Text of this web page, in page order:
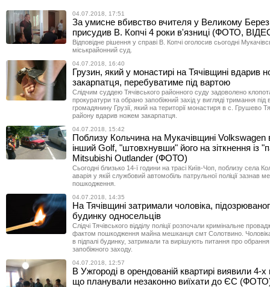
04.07.2018, 17:51
За умисне вбивство вчителя у Великому
присудив В. Копчі 4 роки в'язниці (ФОТО,
Відповідне рішення у справі В. Копчі оголосив сьогодні
міськрайонний суд.
04.07.2018, 16:40
Грузин, який у монастирі на Тячівщині вдарив
закарпатця, перебуватиме під вартою
Слідчим суддею Тячівського районного суду задоволено
прокуратури та обрано запобіжний захід у вигляді тримання під
громадянину Грузії, який на території монастиря в с. Грушево
району вдарив ножем закарпатця.
04.07.2018, 15:42
Поблизу Кольчина на Мукачівщині Volkswagen
інший Golf, "штовхнувши" його на зіткнення із
Mitsubishi Outlander (ФОТО)
Сьогодні близько 14-ї години на трасі Київ-Чоп, поблизу села
аварія у якій службовий автомобіль патрульної поліції зазнав
пошкодження.
04.07.2018, 14:35
На Тячівщині затримали чоловіка,
будинку односельців
Слідчі Тячівського відділу поліції розпочали кримінальне
фактом пошкодження майна мешканця смт Солотвино.
в підпалі будинку, затримали та вирішують питання про
запобіжного заходу.
04.07.2018, 12:57
В Ужгороді в орендованій квартирі виявили 4-х
що планували незаконно виїхати до ЄС